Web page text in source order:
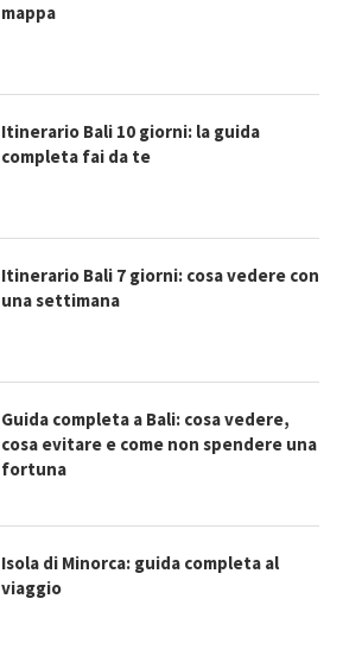
mappa
Itinerario Bali 10 giorni: la guida
completa fai da te
Itinerario Bali 7 giorni: cosa vedere con
una settimana
Guida completa a Bali: cosa vedere,
cosa evitare e come non spendere una
fortuna
Isola di Minorca: guida completa al
viaggio